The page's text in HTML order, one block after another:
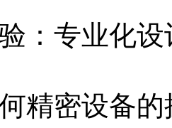
：专业化
精密设备